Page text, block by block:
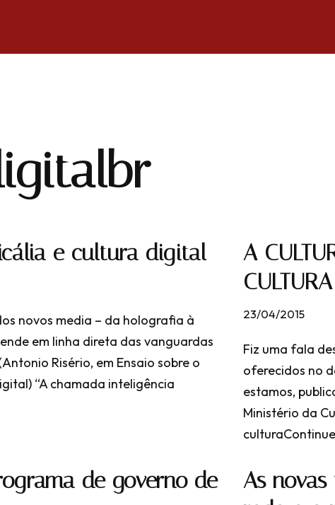
e cultura digital
novos media – da holografia à
em linha direta das vanguardas
Risério, em Ensaio sobre o
“A chamada inteligência
A
CULTURA
23/04/2015
Fiz uma fala
oferecidos no
estamos,
Ministério da
cultura
de governo de
As